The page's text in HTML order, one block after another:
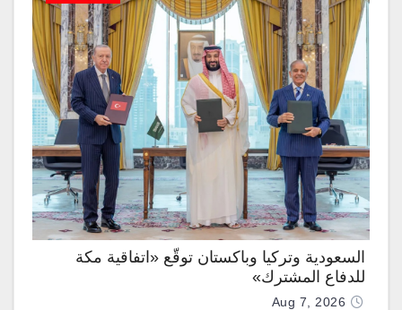
السعودية وتركيا وباكستان توقّع «اتفاقية مكة
للدفاع المشترك»
Aug 7, 2026